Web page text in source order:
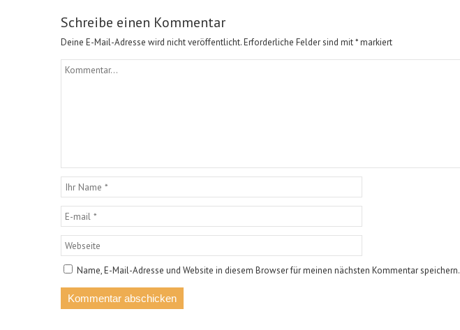
Schreibe einen Kommentar
Deine E-Mail-Adresse wird nicht veröffentlicht.Erforderliche Felder sind mit*markiert
Name, E-Mail-Adresse und Website in diesem Browser für meinen nächsten Kommentar speichern.